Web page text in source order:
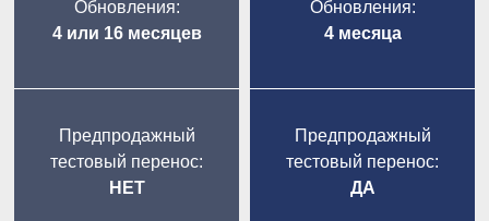
Обновления:
4 или 16 месяцев
Предпродажный
тестовый перенос:
НЕТ
Обновления:
4 месяца
Предпродажный
тестовый перенос:
ДА